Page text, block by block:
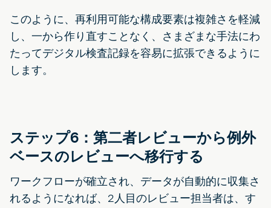
このように、再利用可能な構成要素は複雑さを軽減
し、一から作り直すことなく、さまざまな手法にわ
たってデジタル検査記録を容易に拡張できるように
します。
ステップ6：第二者レビューから例外
ベースのレビューへ移行する
ワークフローが確立され、データが自動的に収集さ
れるようになれば、2人目のレビュー担当者は、す